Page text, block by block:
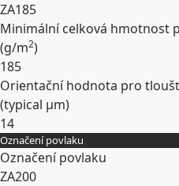
ZA185
Minimální celková hmotnost
(g/m2)
185
Orientační hodnota pro
(typical µm)
14
Rozbalit
Označení povlaku
Označení povlaku
ZA200